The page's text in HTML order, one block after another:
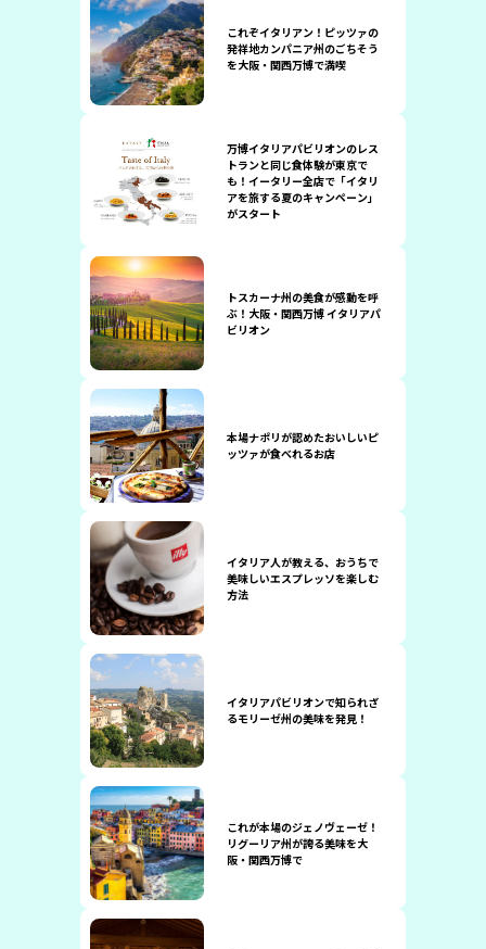
これぞイタリアン！ピッツァの
発祥地カンパニア州のごちそう
を大阪・関西万博で満喫
万博イタリアパビリオンのレス
トランと同じ食体験が東京で
も！イータリー全店で「イタリ
アを旅する夏のキャンペーン」
がスタート
トスカーナ州の美食が感動を呼
ぶ！大阪・関西万博 イタリアパ
ビリオン
本場ナポリが認めたおいしいピ
ッツァが食べれるお店
イタリア人が教える、おうちで
美味しいエスプレッソを楽しむ
方法
イタリアパビリオンで知られざ
るモリーゼ州の美味を発見！
これが本場のジェノヴェーゼ！
リグーリア州が誇る美味を大
阪・関西万博で